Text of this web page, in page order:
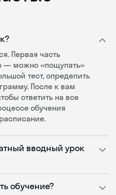
Первая часть
— можно «пощупать»
тест, определить
После к вам
ответить на все
обучения
вводный урок
обучение?